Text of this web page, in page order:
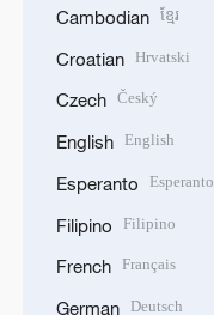
Cambodian ខ្មែរ
Croatian Hrvatski
Czech Český
English English
Esperanto Esperanto
Filipino Filipino
French Français
German Deutsch